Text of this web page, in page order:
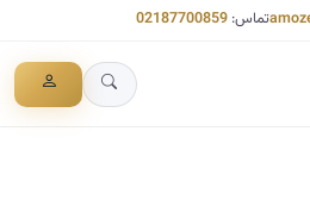
تماس: 02187700859